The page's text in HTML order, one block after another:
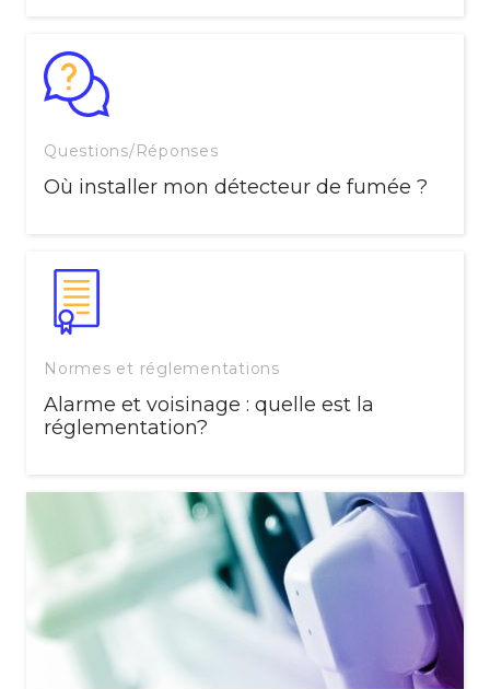
Questions/Réponses
Où installer mon détecteur de fumée ?
Normes et réglementations
Alarme et voisinage : quelle est la
réglementation?